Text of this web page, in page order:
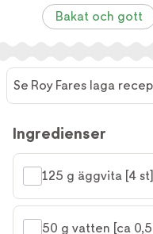
Bakat och gott
Fares
laga
receptet
Se Roy Fares laga
Ingredienser
125 g äggvita [4 st]
50 g vatten [ca